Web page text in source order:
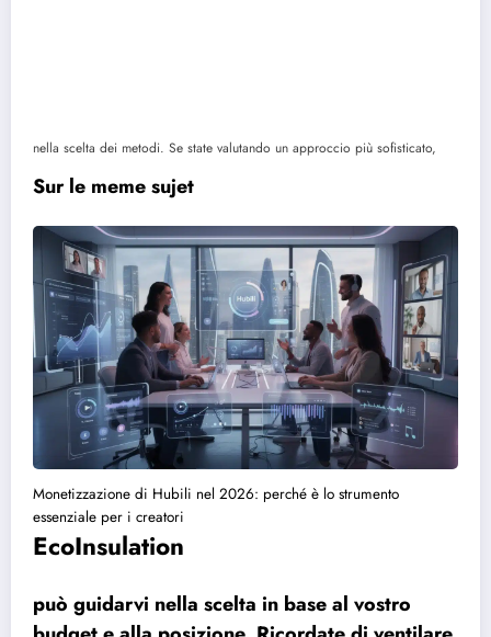
nella scelta dei metodi. Se state valutando un approccio più sofisticato,
Sur le meme sujet
Monetizzazione di Hubili nel 2026: perché è lo strumento
essenziale per i creatori
EcoInsulation
può guidarvi nella scelta in base al vostro